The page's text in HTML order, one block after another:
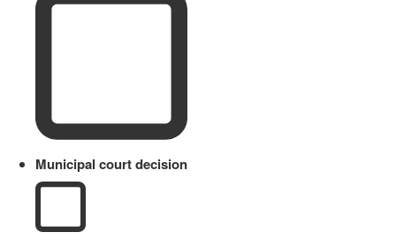
Municipal court decision